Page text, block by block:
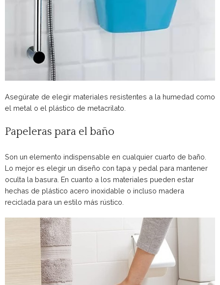
Asegúrate de elegir materiales resistentes a la humedad como
el metal o el plástico de metacrilato.
Papeleras para el baño
Son un elemento indispensable en cualquier cuarto de baño.
Lo mejor es elegir un diseño con tapa y pedal para mantener
oculta la basura. En cuanto a los materiales pueden estar
hechas de plástico acero inoxidable o incluso madera
reciclada para un estilo más rústico.